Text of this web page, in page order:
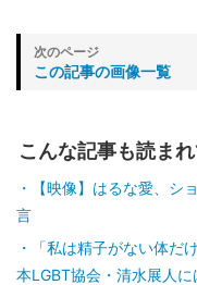
この記事の画像一覧
こんな記事も読ま
【映像】はるな愛、シ
言
「私は精子がない体だ
本LGBT協会・清水展人